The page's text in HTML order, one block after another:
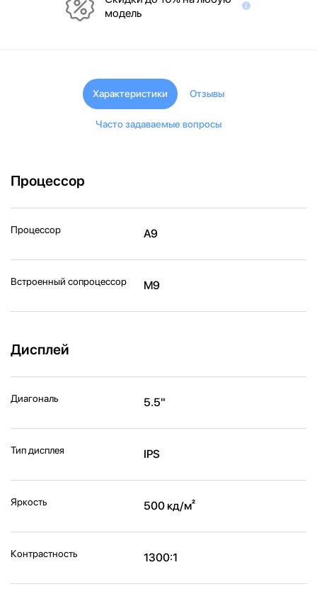
модель
Характеристики Отзывы
Часто задаваемые вопросы
Процессор
Процессор A9
Встроенный сопроцессор M9
Дисплей
Диагональ 5.5"
Тип дисплея IPS
Яркость 500 кд/м²
Контрастность 1300:1